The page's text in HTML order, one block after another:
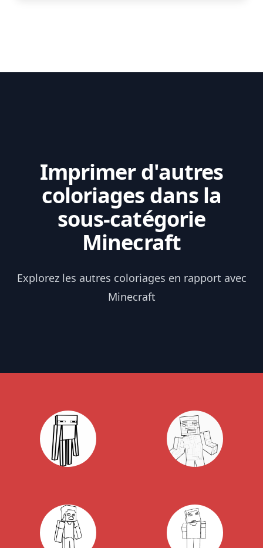
Imprimer d'autres
coloriages dans la
sous-catégorie
Minecraft
Explorez les autres coloriages en rapport avec
Minecraft